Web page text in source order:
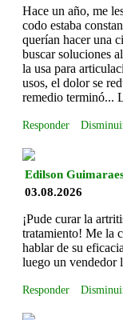
Hace un año, me
codo estaba
querían hacer una
buscar soluciones
la usa para
usos, el dolor se
remedio terminó...
Responder
Edilson
03.08.2026
¡Pude curar la
tratamiento! Me la
hablar de su
luego un vendedor
Responder